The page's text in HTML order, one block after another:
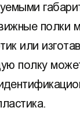
полки
или
полку